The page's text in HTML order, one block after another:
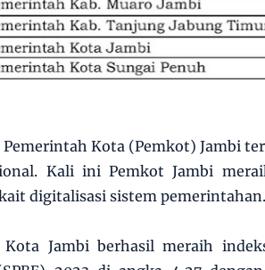
Kota (Pemkot) Jambi
Kali ini Pemkot Jambi
digitalisasi sistem pemerintahan.
Kota Jambi berhasil meraih